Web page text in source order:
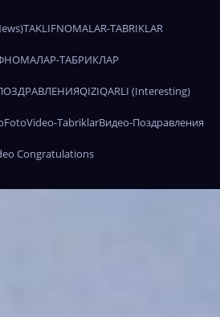
TAKLIFNOMALAR-TABRIKLAR
ТАБРИКЛАР
QIZIQARLI (Interesting)
FotoVideo-TabriklarВидео-Поздравления
Congratulations